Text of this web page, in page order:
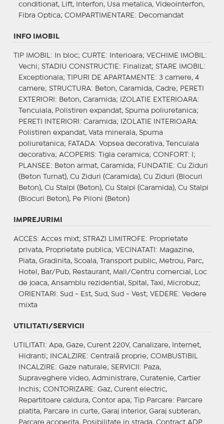
conditionat, Lift, Interfon, Usa metalica, Videointerfon,
Fibra Optica; COMPARTIMENTARE : Decomandat
INFO IMOBIL
TIP IMOBIL : In bloc; CURTE : Interioara; VECHIME IMOBIL :
Vechi; STADIU CONSTRUCTIE : Finalizat; STARE IMOBIL :
Exceptionala;
TIPURI DE APARTAMENTE : 3 camere, 4
camere; STRUCTURA: Beton, Caramida, Cadre; PERETI
EXTERIORI : Beton, Caramida; IZOLATIE EXTERIOARA:
Tencuiala, Polistiren expandat, Spuma poliuretanica;
PERETI INTERIORI : Caramida; IZOLATIE INTERIOARA:
Polistiren expandat, Vata minerala, Spuma
poliuretanica; FATADA: Vopsea decorativa, Tencuiala
decorativa; ACOPERIS: Tigla ceramica; CONFORT : I;
PLANSEE : Beton armat, Caramida; FUNDATIE : Cu Ziduri
(Beton Turnat), Cu Ziduri (Caramida), Cu Ziduri (Blocuri
Beton), Cu Stalpi (Beton), Cu Stalpi (Caramida), Cu Stalpi
(Blocuri Beton), Pe Piloni (Beton)
IMPREJURIMI
ACCES: Acces mixt; STRAZI LIMITROFE : Proprietate
privata, Proprietate publica; VECINATATI : Magazine,
Piata, Gradinita, Scoala, Transport public, Metrou, Parc,
Hotel, Bar/Pub, Restaurant, Mall/Centru comercial, Loc
de joaca, Ansamblu rezidential, Spital, Taxi, Microbuz;
ORIENTARI : Sud - Est, Sud, Sud - Vest; VEDERE : Vedere
mixta
UTILITATI/SERVICII
UTILITATI : Apa, Gaze, Curent 220V, Canalizare, Internet,
Hidranti;
INCALZIRE : Centrală proprie; COMBUSTIBIL
INCALZIRE : Gaze naturale; SERVICII : Paza,
Supraveghere video, Administrare, Curatenie, Cartier
Inchis; CONTORIZARE : Gaz, Curent electric,
Repartitoare caldura, Contor apa;
Tip Parcare: Parcare
platita, Parcare in curte, Garaj interior, Garaj subteran,
Parcare acoperita, Posibilitate in strada, Contract ADP